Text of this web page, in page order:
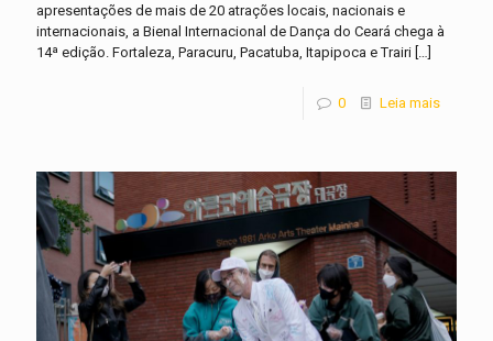
apresentações de mais de 20 atrações locais, nacionais e
internacionais, a Bienal Internacional de Dança do Ceará chega à
14ª edição. Fortaleza, Paracuru, Pacatuba, Itapipoca e Trairi
0 Leia mais